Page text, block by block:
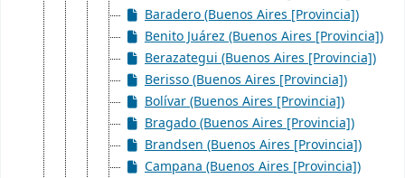
Baradero (Buenos Aires [Provincia])
Benito Juárez (Buenos Aires [Provincia])
Berazategui (Buenos Aires [Provincia])
Berisso (Buenos Aires [Provincia])
Bolívar (Buenos Aires [Provincia])
Bragado (Buenos Aires [Provincia])
Brandsen (Buenos Aires [Provincia])
Campana (Buenos Aires [Provincia])